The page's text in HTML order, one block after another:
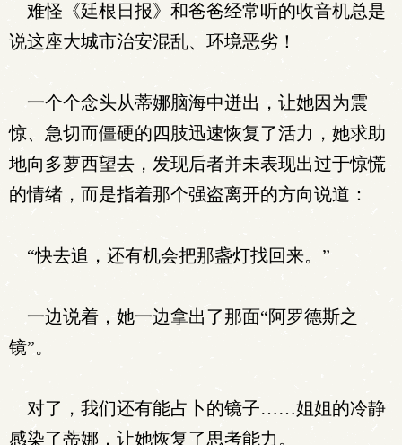
难怪《廷根日报》和爸爸经常听的收音机总是
说这座大城市治安混乱、环境恶劣！
一个个念头从蒂娜脑海中迸出，让她因为震
惊、急切而僵硬的四肢迅速恢复了活力，她求助
地向多萝西望去，发现后者并未表现出过于惊慌
的情绪，而是指着那个强盗离开的方向说道：
“快去追，还有机会把那盏灯找回来。”
一边说着，她一边拿出了那面“阿罗德斯之
镜”。
对了，我们还有能占卜的镜子……姐姐的冷静
感染了蒂娜，让她恢复了思考能力。